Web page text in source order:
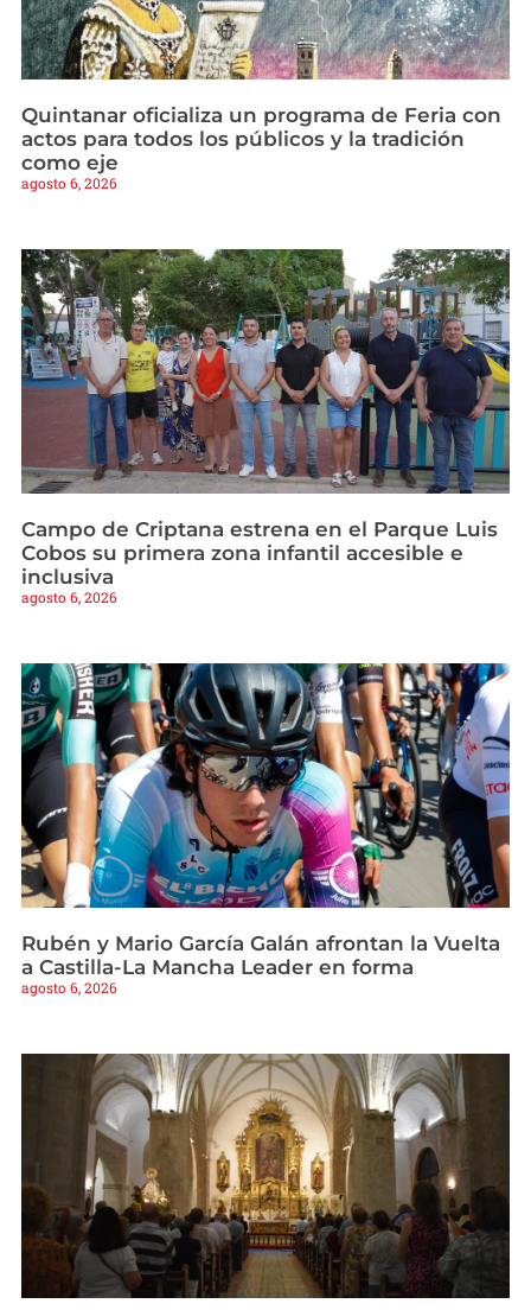
Quintanar oficializa un programa de Feria con
actos para todos los públicos y la tradición
como eje
agosto 6, 2026
Campo de Criptana estrena en el Parque Luis
Cobos su primera zona infantil accesible e
inclusiva
agosto 6, 2026
Rubén y Mario García Galán afrontan la Vuelta
a Castilla-La Mancha Leader en forma
agosto 6, 2026